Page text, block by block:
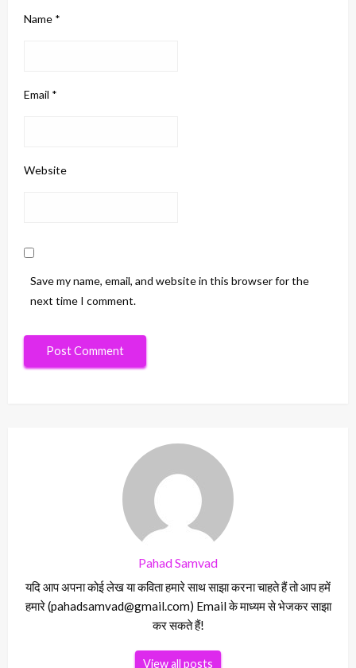
Name *
Email *
Website
Save my name, email, and website in this browser for the
next time I comment.
Pahad Samvad
यदि आप अपना कोई लेख या कविता हमारे साथ साझा करना चाहते हैं तो आप हमें
हमारे (pahadsamvad@gmail.com) Email के माध्यम से भेजकर साझा
कर सकते हैं!
View all posts